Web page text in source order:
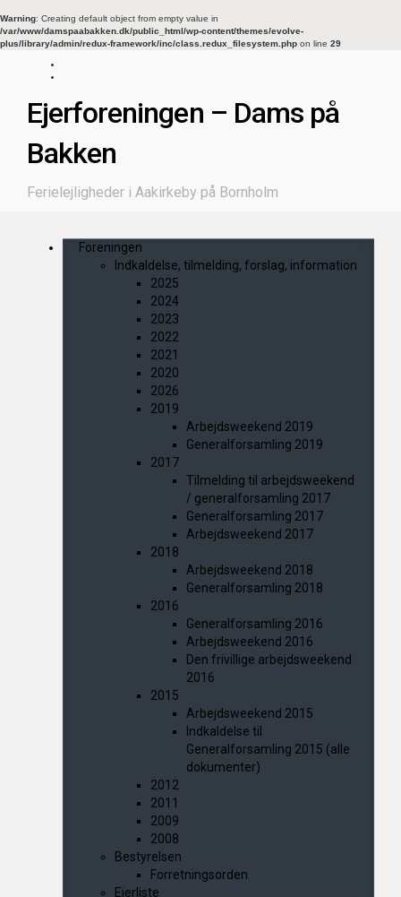
Warning: Creating default object from empty value in
/var/www/damspaabakken.dk/public_html/wp-content/themes/evolve-
plus/library/admin/redux-framework/inc/class.redux_filesystem.php on line 29
Ejerforeningen – Dams på
Bakken
Ferielejligheder i Aakirkeby på Bornholm
Foreningen
Indkaldelse, tilmelding, forslag, information
2025
2024
2023
2022
2021
2020
2026
2019
Arbejdsweekend 2019
Generalforsamling 2019
2017
Tilmelding til arbejdsweekend
/ generalforsamling 2017
Generalforsamling 2017
Arbejdsweekend 2017
2018
Arbejdsweekend 2018
Generalforsamling 2018
2016
Generalforsamling 2016
Arbejdsweekend 2016
Den frivillige arbejdsweekend
2016
2015
Arbejdsweekend 2015
Indkaldelse til
Generalforsamling 2015 (alle
dokumenter)
2012
2011
2009
2008
Bestyrelsen
Forretningsorden
Ejerliste